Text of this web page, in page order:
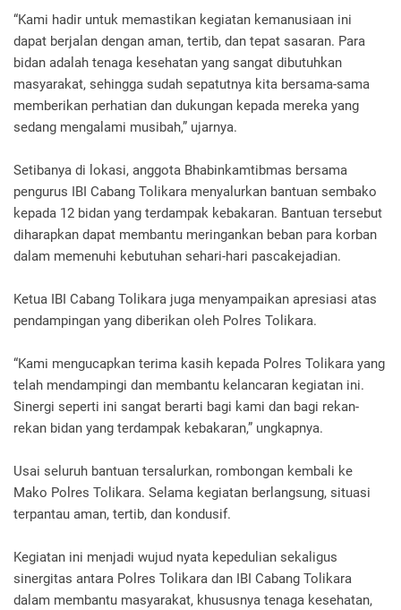
“Kami hadir untuk memastikan kegiatan kemanusiaan ini
dapat berjalan dengan aman, tertib, dan tepat sasaran. Para
bidan adalah tenaga kesehatan yang sangat dibutuhkan
masyarakat, sehingga sudah sepatutnya kita bersama-sama
memberikan perhatian dan dukungan kepada mereka yang
sedang mengalami musibah,” ujarnya.
Setibanya di lokasi, anggota Bhabinkamtibmas bersama
pengurus IBI Cabang Tolikara menyalurkan bantuan sembako
kepada 12 bidan yang terdampak kebakaran. Bantuan tersebut
diharapkan dapat membantu meringankan beban para korban
dalam memenuhi kebutuhan sehari-hari pascakejadian.
Ketua IBI Cabang Tolikara juga menyampaikan apresiasi atas
pendampingan yang diberikan oleh Polres Tolikara.
“Kami mengucapkan terima kasih kepada Polres Tolikara yang
telah mendampingi dan membantu kelancaran kegiatan ini.
Sinergi seperti ini sangat berarti bagi kami dan bagi rekan-
rekan bidan yang terdampak kebakaran,” ungkapnya.
Usai seluruh bantuan tersalurkan, rombongan kembali ke
Mako Polres Tolikara. Selama kegiatan berlangsung, situasi
terpantau aman, tertib, dan kondusif.
Kegiatan ini menjadi wujud nyata kepedulian sekaligus
sinergitas antara Polres Tolikara dan IBI Cabang Tolikara
dalam membantu masyarakat, khususnya tenaga kesehatan,